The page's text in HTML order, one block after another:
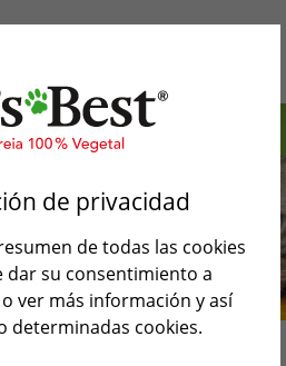
Curl
de la American Curl
Curl
de privacidad
de todas las cookies
dar su consentimiento a
ver más información y así
determinadas cookies.